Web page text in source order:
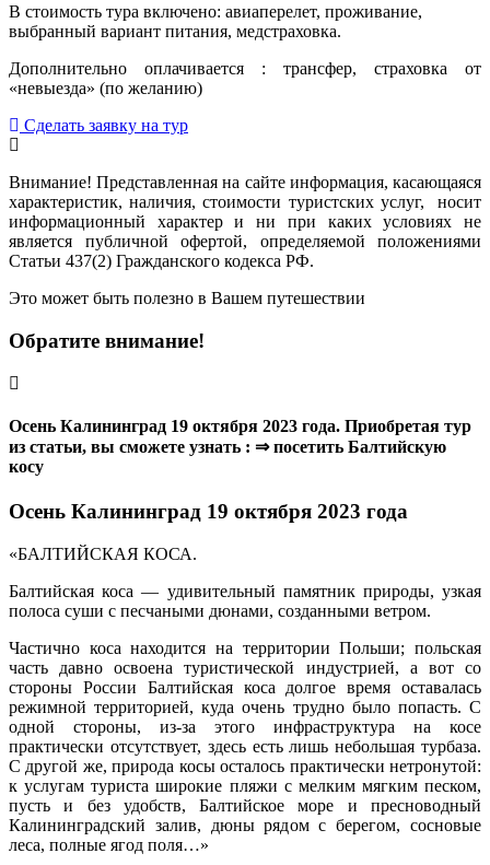
В стоимость тура включено: авиаперелет, проживание,
выбранный вариант питания, медстраховка.
Дополнительно оплачивается : трансфер, страховка от
«невыезда» (по желанию)
Сделать заявку на тур
Внимание! Представленная на сайте информация, касающаяся
характеристик, наличия, стоимости туристских услуг, носит
информационный характер и ни при каких условиях не
является публичной офертой, определяемой положениями
Статьи 437(2) Гражданского кодекса РФ.
Это может быть полезно в Вашем путешествии
Обратите внимание!
Осень Калининград 19 октября 2023 года. Приобретая тур
из статьи, вы сможете узнать : ⇒ посетить Балтийскую
косу
Осень Калининград 19 октября 2023 года
«БАЛТИЙСКАЯ КОСА.
Балтийская коса — удивительный памятник природы, узкая
полоса суши с песчаными дюнами, созданными ветром.
Частично коса находится на территории Польши; польская
часть давно освоена туристической индустрией, а вот со
стороны России Балтийская коса долгое время оставалась
режимной территорией, куда очень трудно было попасть. С
одной стороны, из-за этого инфраструктура на косе
практически отсутствует, здесь есть лишь небольшая турбаза.
С другой же, природа косы осталось практически нетронутой:
к услугам туриста широкие пляжи с мелким мягким песком,
пусть и без удобств, Балтийское море и пресноводный
Калининградский залив, дюны рядом с берегом, сосновые
леса, полные ягод поля…»